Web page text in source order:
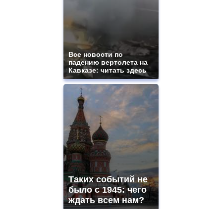
Все новости по
падению вертолета на
Кавказе: читать здесь
Таких событий не
было с 1945: чего
ждать всем нам?